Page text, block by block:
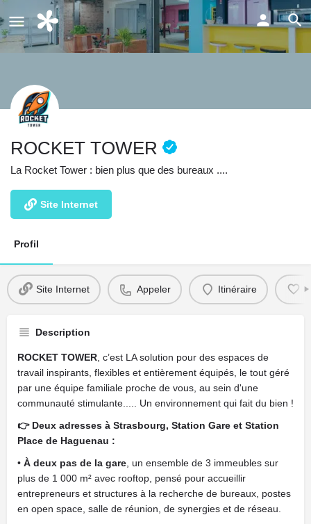
ROCKET TOWER
La Rocket Tower : bien plus que des bureaux ....
Site Internet
Profil
Site Internet Appeler Itinéraire
Description
ROCKET TOWER , c’est LA solution pour des espaces de
travail inspirants, flexibles et entièrement équipés​, le tout géré
par une équipe familiale proche de vous, au sein d'une
communauté stimulante..... Un environnement qui fait du bien !
👉 Deux adresses à Strasbourg, Station Gare et Station
Place de Haguenau :
• À deux pas de la gare , un ensemble de 3 immeubles sur
plus de 1 000 m² avec rooftop, pensé pour accueillir
entrepreneurs et structures à la recherche de bureaux, ​postes
en open space, salle de réunion, de synergies et de réseau.